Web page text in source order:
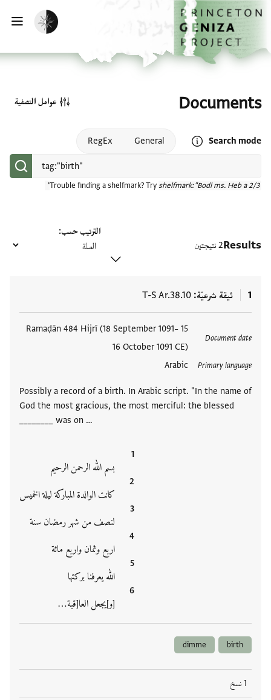
تخطي إلى المحتوى الرئيسي
الصفحة الرئيسية
تفعيل الوضع المظلم
Documents
Search mode
Open search mode help
General
RegEx
Trouble finding a shelfmark? Try shelfmark:"Bodl ms. Heb a 2/3"
عوامل التصفية
Results2 نتيجتين
الترتيب حسب
1 ثيقة شرعيّة T-S Ar.38.10
Document date
15 Ramaḍān 484 Hijrī (18 September 1091–
16 October 1091 CE)
Primary language
Arabic
Possibly a record of a birth. In Arabic script. "In the name of
God the most gracious, the most merciful: the blessed
________ was on …
بسم الله الرحمن الرحيم
كانت الوالدة المباركة ليلة الخميس
لنصف من شهر رمضان سنة
اربع وثمان واربع مائة
الله يعرفنا بركتها
[و]يجعل العا[قبة…
birth
dimme
1 نسخ